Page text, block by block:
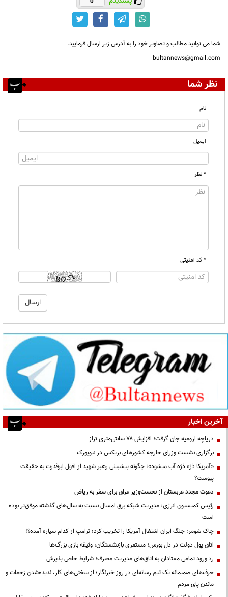
شما می توانید مطالب و تصاویر خود را به آدرس زیر ارسال فرمایید.
bultannews@gmail.com
نظر شما
نام
ایمیل
* نظر
* کد امنیتی
آخرین اخبار
دریاچه ارومیه جان گرفت؛ افزایش ۷۸ سانتی‌متری تراز
برگزاری نشست وزرای خارجه کشورهای بریکس در نیویورک
«آمریکا ذرّه ذرّه آب میشود»؛ چگونه پیشبینی رهبر شهید از افول ابرقدرت به حقیقت
پیوست؟
دعوت مجدد عربستان از نخست‌وزیر عراق برای سفر به ریاض
رئیس کمیسیون انرژی: مدیریت شبکه برق امسال نسبت به سال‌های گذشته موفق‌تر بوده
است
چاک شومر: جنگ ایران اشتغال آمریکا را تخریب کرد؛ ترامپ از کدام سیاره آمده؟!
اتاق پول دولت در دل بورس؛ مستمری بازنشستگان، وثیقه بازی بزرگ‌ها
رد ورود تمامی معتادان به اتاق‌های مدیریت مصرف؛ شرایط خاص پذیرش
حرف‌های صمیمانه یک تیم رسانه‌ای در روز خبرنگار؛ از سختی‌های کار، ندیده‌شدن زحمات و
ماندن پای مردم